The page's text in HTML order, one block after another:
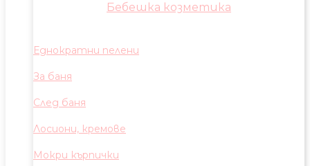
Бебешка козметика
Еднократни пелени
За баня
След баня
Лосиони, кремове
Мокри кърпички